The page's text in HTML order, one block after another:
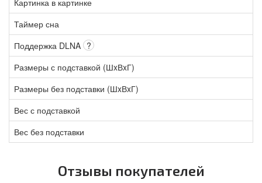
Таймер сна
Поддержка DLNA ?
Размеры с подставкой (ШxВxГ)
Размеры без подставки (ШxВxГ)
Вес с подставкой
Вес без подставки
Отзывы покупателей